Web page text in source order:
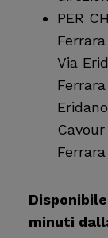
PER
Via
Ferrara
minuti